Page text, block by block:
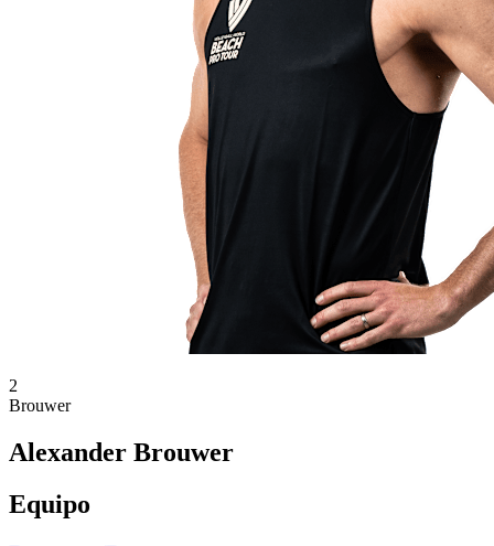
2
Brouwer
Alexander Brouwer
Equipo